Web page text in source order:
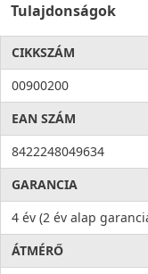
Tulajdonságok
CIKKSZÁM
00900200
EAN SZÁM
8422248049634
GARANCIA
4 év (2 év alap
ÁTMÉRŐ